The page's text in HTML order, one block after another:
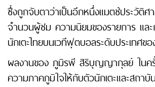
ซึ่งถูกจับตาว่าเป็นอีกหนึ่งแมตช์ประวัติศ
จำนวนผู้ชม ความนิยมของรายการ แล
นักเตะไทยบนเวทีฟุตบอลระดับประเทศ
ผลงานของ ภูมิรพี สิริบุญญากุลย์ ในครั้
ความภาคภูมิใจให้กับตัวนักเตะและสถา